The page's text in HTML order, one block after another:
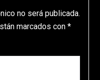
no será publicada.
marcados con *